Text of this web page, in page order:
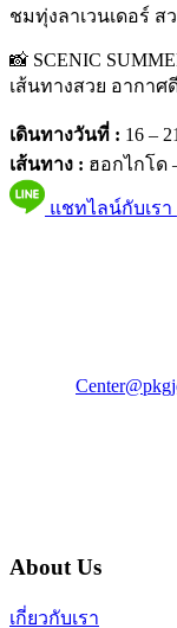
ชมทุ่งลาเวนเดอร์ ส
📸 SCENIC
เส้นทางสวย อากาศ
เดินทางวันที่ : 16 –
เส้นทาง : ฮอกไกโด
แชทไลน์กับเรา
About Us
เกี่ยวกับเรา